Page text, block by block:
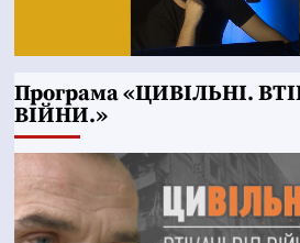
Програма «ЦИВІЛЬНІ.
ВІЙНИ.»